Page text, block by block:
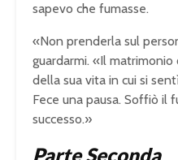
sapevo che fumasse.
«Non prenderla sul
guardarmi. «Il matrimonio
della sua vita in cui si
Fece una pausa. Soffiò il
successo.»
Parte Seconda